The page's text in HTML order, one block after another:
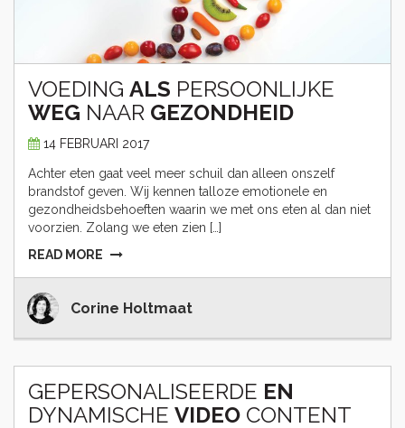
VOEDING ALS PERSOONLIJKE
WEG NAAR GEZONDHEID
14 FEBRUARI 2017
Achter eten gaat veel meer schuil dan alleen onszelf
brandstof geven. Wij kennen talloze emotionele en
gezondheidsbehoeften waarin we met ons eten al dan niet
voorzien. Zolang we eten zien […]
READ MORE
Corine Holtmaat
GEPERSONALISEERDE EN
DYNAMISCHE VIDEO CONTENT